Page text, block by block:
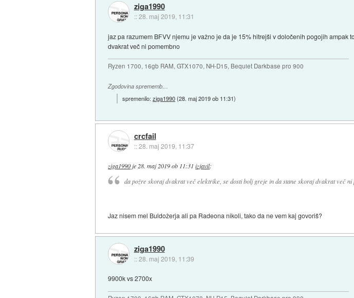
ziga1990
::28. maj 2019, 11:31
jaz pa razumem BFVV njemu je važno je da je 15% hitrejši v določenih pogojih ampak
dvakrat več ni pomembno
Ryzen 1700, 16gb RAM, GTX1070, NH-D15, Bequiet Darkbase pro 900
Zgodovina sprememb…
spremenilo:ziga1990(28. maj 2019 ob 11:31)
crcfail
::28. maj 2019, 11:37
ziga1990 je 28. maj 2019 ob 11:31 izjavil:
da požre skoraj dvakrat več elektrike, se dosti bolj greje in da stane skoraj dvakrat več ni
Jaz nisem mel Buldožerja ali pa Radeona nikoli, tako da ne vem kaj govoriš?
ziga1990
::28. maj 2019, 11:39
9900k vs 2700x